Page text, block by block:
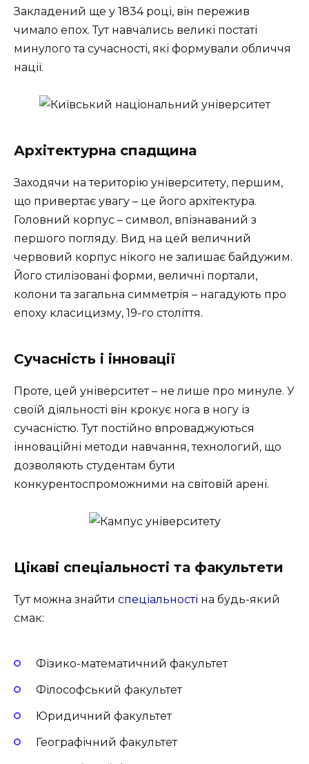
Закладений ще у 1834 році, він пережив
чимало епох. Тут навчались великі постаті
минулого та сучасності, які формували обличчя
нації.
Архітектурна спадщина
Заходячи на територію університету, першим,
що привертає увагу – це його архітектура.
Головний корпус – символ, впізнаваний з
першого погляду. Вид на цей величний
червовий корпус нікого не залишає байдужим.
Його стилізовані форми, величні портали,
колони та загальна симметрія – нагадують про
епоху класицизму, 19-го століття.
Сучасність і інновації
Проте, цей університет – не лише про минуле. У
своїй діяльності він крокує нога в ногу із
сучасністю. Тут постійно впроваджуються
інноваційні методи навчання, технологий, що
дозволяють студентам бути
конкурентоспроможними на світовій арені.
Цікаві спеціальності та факультети
Тут можна знайти спеціальності на будь-який
смак:
Фізико-математичний факультет
Філософський факультет
Юридичний факультет
Географічний факультет